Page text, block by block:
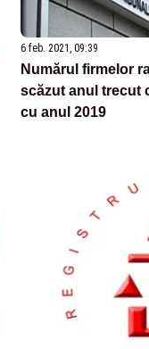
6 feb. 2021, 09:39
Numărul firmelor
scăzut anul trecut
cu anul 2019